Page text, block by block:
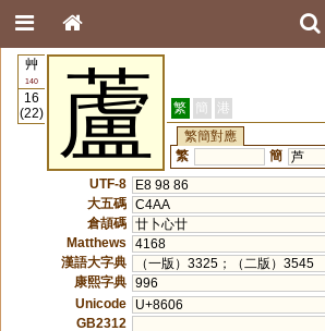
艸
140
16
(22)
蘆 繁 簡 港
繁簡對應
繁
簡 芦
UTF-8
E8 98 86
大五碼 C4AA
倉頡碼 廿卜心廿
Matthews
4168
漢語大字典
（一版）3325；（二版）3545
康熙字典 996
Unicode
U+8606
GB2312